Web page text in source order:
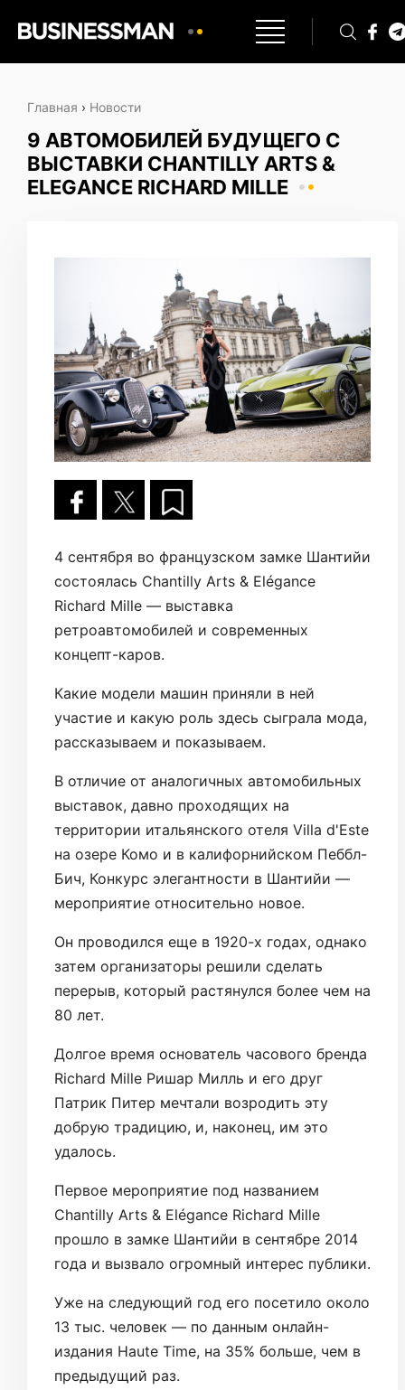
Главная › Новости
9 АВТОМОБИЛЕЙ БУДУЩЕГО С
ВЫСТАВКИ CHANTILLY ARTS &
ELEGANCE RICHARD MILLE
4 сентября во французском замке Шантийи
состоялась Chantilly Arts & Elégance
Richard Mille — выставка
ретроавтомобилей и современных
концепт-каров.
Какие модели машин приняли в ней
участие и какую роль здесь сыграла мода,
рассказываем и показываем.
В отличие от аналогичных автомобильных
выставок, давно проходящих на
территории итальянского отеля Villa d'Este
на озере Комо и в калифорнийском Пеббл-
Бич, Конкурс элегантности в Шантийи —
мероприятие относительно новое.
Он проводился еще в 1920-х годах, однако
затем организаторы решили сделать
перерыв, который растянулся более чем на
80 лет.
Долгое время основатель часового бренда
Richard Mille Ришар Милль и его друг
Патрик Питер мечтали возродить эту
добрую традицию, и, наконец, им это
удалось.
Первое мероприятие под названием
Chantilly Arts & Elégance Richard Mille
прошло в замке Шантийи в сентябре 2014
года и вызвало огромный интерес публики.
Уже на следующий год его посетило около
13 тыс. человек — по данным онлайн-
издания Haute Time, на 35% больше, чем в
предыдущий раз.